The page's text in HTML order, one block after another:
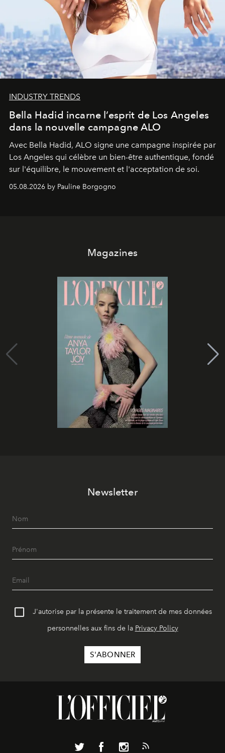
INDUSTRY TRENDS
Bella Hadid incarne l’esprit de Los Angeles
dans la nouvelle campagne ALO
Avec Bella Hadid, ALO signe une campagne inspirée par
Los Angeles qui célèbre un bien-être authentique, fondé
sur l'équilibre, le mouvement et l'acceptation de soi.
05.08.2026 by Pauline Borgogno
Magazines
Newsletter
J'autorise par la présente le traitement de mes données
personnelles aux fins de la Privacy Policy